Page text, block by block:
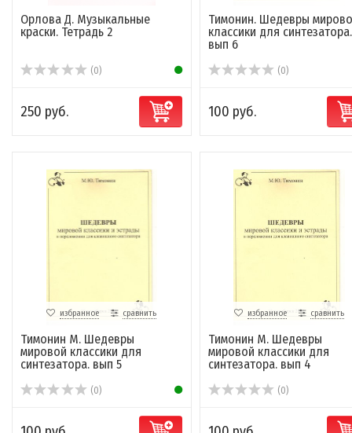
Орлова Д. Музыкальные
краски. Тетрадь 2
(0)
250 руб.
Тимонин. Шедевры
классики для синтезатора.
вып 6
(0)
100 руб.
избранное сравнить
Тимонин М. Шедевры
мировой классики для
синтезатора. вып 5
(0)
избранное сравнить
Тимонин М. Шедевры
мировой классики для
синтезатора. вып 4
(0)